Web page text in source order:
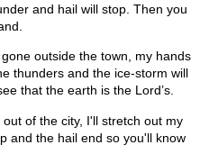
and hail will stop. Then you
outside the town, my hands
thunders and the ice-storm will
that the earth is the Lord’s.
of the city, I'll stretch out my
and the hail end so you'll know